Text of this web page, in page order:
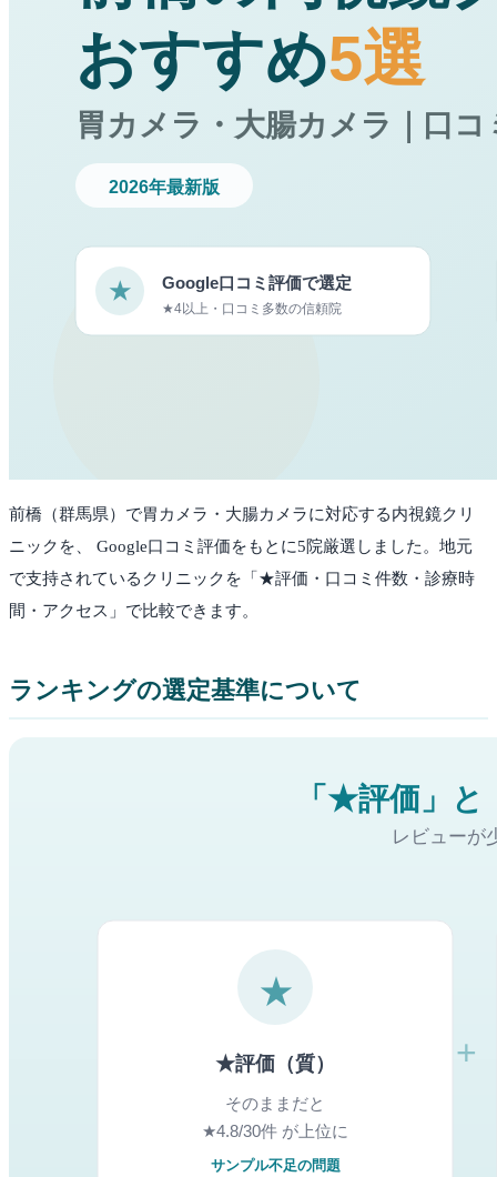
前橋 （群馬県）で胃カメラ・大腸カメラに対応する内視鏡クリ
ニックを、 Google口コミ評価をもとに5院厳選しました。 地元
で支持されているクリニックを「★評価・口コミ件数・診療時
間・アクセス」で比較できます。
ランキングの選定基準について